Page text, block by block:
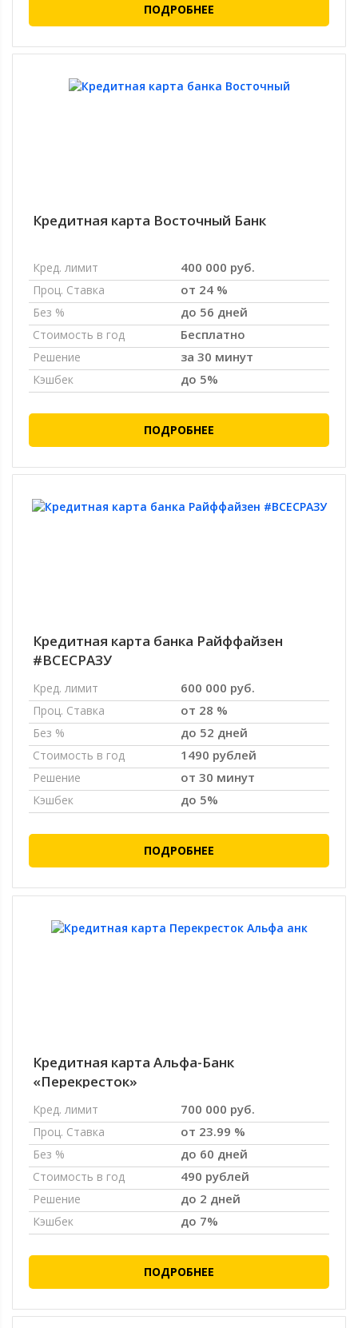
ПОДРОБНЕЕ
Кредитная карта Восточный Банк
Кред. лимит 400 000 руб.
Проц. Ставка от 24 %
Без % до 56 дней
Стоимость в год Бесплатно
Решение за 30 минут
Кэшбек до 5%
ПОДРОБНЕЕ
Кредитная карта банка Райффайзен
#ВСЕСРАЗУ
Кред. лимит 600 000 руб.
Проц. Ставка от 28 %
Без % до 52 дней
Стоимость в год 1490 рублей
Решение от 30 минут
Кэшбек до 5%
ПОДРОБНЕЕ
Кредитная карта Альфа-Банк
«Перекресток»
Кред. лимит 700 000 руб.
Проц. Ставка от 23.99 %
Без % до 60 дней
Стоимость в год 490 рублей
Решение до 2 дней
Кэшбек до 7%
ПОДРОБНЕЕ